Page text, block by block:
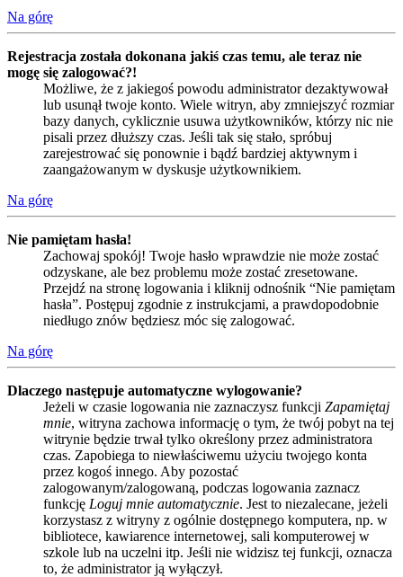
Na górę
Rejestracja została dokonana jakiś czas temu, ale teraz nie
mogę się zalogować?!
Możliwe, że z jakiegoś powodu administrator dezaktywował
lub usunął twoje konto. Wiele witryn, aby zmniejszyć rozmiar
bazy danych, cyklicznie usuwa użytkowników, którzy nic nie
pisali przez dłuższy czas. Jeśli tak się stało, spróbuj
zarejestrować się ponownie i bądź bardziej aktywnym i
zaangażowanym w dyskusje użytkownikiem.
Na górę
Nie pamiętam hasła!
Zachowaj spokój! Twoje hasło wprawdzie nie może zostać
odzyskane, ale bez problemu może zostać zresetowane.
Przejdź na stronę logowania i kliknij odnośnik “Nie pamiętam
hasła”. Postępuj zgodnie z instrukcjami, a prawdopodobnie
niedługo znów będziesz móc się zalogować.
Na górę
Dlaczego następuje automatyczne wylogowanie?
Jeżeli w czasie logowania nie zaznaczysz funkcji Zapamiętaj
mnie, witryna zachowa informację o tym, że twój pobyt na tej
witrynie będzie trwał tylko określony przez administratora
czas. Zapobiega to niewłaściwemu użyciu twojego konta
przez kogoś innego. Aby pozostać
zalogowanym/zalogowaną, podczas logowania zaznacz
funkcję Loguj mnie automatycznie. Jest to niezalecane, jeżeli
korzystasz z witryny z ogólnie dostępnego komputera, np. w
bibliotece, kawiarence internetowej, sali komputerowej w
szkole lub na uczelni itp. Jeśli nie widzisz tej funkcji, oznacza
to, że administrator ją wyłączył.